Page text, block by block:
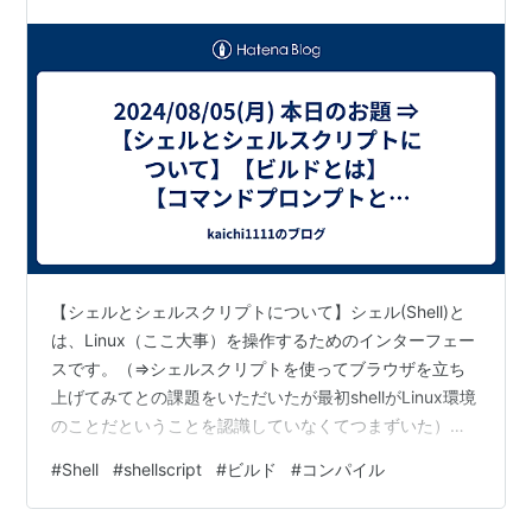
【シェルとシェルスクリプトについて】シェル(Shell)と
は、Linux（ここ大事）を操作するためのインターフェー
スです。（⇒シェルスクリプトを使ってブラウザを立ち
上げてみてとの課題をいただいたが最初shellがLinux環境
のことだということを認識していなくてつまずいた）
での話だと思っていたのですが、Windows環境でshellと
同じ働きをするのはバッチファイルです。 ---------------
#Shell #shellscript #ビルド #コンパイル